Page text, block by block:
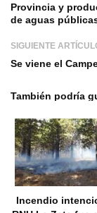
Provincia y
de aguas
SIGUIENTE
Se viene el
También podría
Incendio